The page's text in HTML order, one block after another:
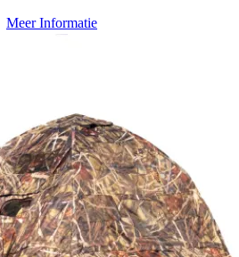
Meer Informatie